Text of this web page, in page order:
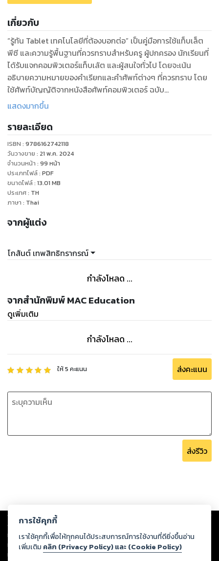
เกี่ยวกับ
“รู้ทัน Tablet เทคโนโลยีที่ต้องบอกต่อ” เป็นคู่มือการใช้แท็บเล็ต
พีซี และความรู้พื้นฐานที่ควรทราบสำหรับครู ผู้ปกครอง นักเรียนที่
ได้รับแจกคอมพิวเตอร์แท็บเล้ต และผู้สนใจทั่วไป โดยจะเน้น
อธิบายความหมายของคำเรียกและคำศัพท์ต่างๆ ที่ควรทราบ โดย
ใช้ศัพท์บัญญัติจากหนังสือศัพท์คอมพิวเตอร์ ฉบับ
ราชบัณฑิตยสถาน และเน้นเกี่ยวกับการตั้งค่าต่างๆ ที่จำเป็น
แสดงมากขึ้น
รายละเอียด
ISBN : 9786162742118
วันวางขาย : 21 พ.ค. 2024
จำนวนหน้า : 99 หน้า
ประเภทไฟล์: PDF
ขนาดไฟล์: 13.01 MB
ประเทศ: TH
ภาษา : Thai
จากผู้แต่ง
โกสันต์ เทพสิทธิทรากรณ์
กำลังโหลด ...
จากสำนักพิมพ์ MAC Education
ดูเพิ่มเติม
กำลังโหลด ...
ให้5 คะแนน ส่งคะแนน
ส่งรีวิว
Copyright © 2026
ต่อผลงานหรือเนื้อหาใดที่อัปโหลดผ่านเว็บไซต์และปรากฏว่าละเมิดสิทธิใน
ทรัพย์สินทางปัญญาของบุคคลอื่นหรือขัดต่อกฎหมายและศีลธรรม ดังนั้น ผู้อ่าน
ทุกท่านโปรดใช้วิจารณญาณในการกลั่นกรองด้วยตนเอง และหากท่านพบว่าส่วน
หนึ่งส่วนใดขัดต่อกฎหมายและศีลธรรม กรุณาแจ้งมายังบริษัท เพื่อทีมงานจะได้
การใช้คุกกี้
เราใช้คุกกี้เพื่อให้ทุกคนได้ประสบการณ์การใช้งานที่ดียิ่งขึ้นอ่าน
เพิ่มเติม คลิก (Privacy Policy) และ (Cookie Policy)